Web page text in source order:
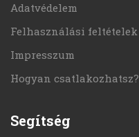
Adatvédelem
Felhasználási feltételek
Impresszum
Hogyan csatlakozhatsz?
Segítség